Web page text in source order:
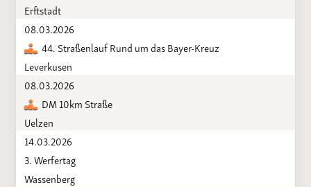
Erftstadt
08.03.2026
44. Straßenlauf Rund um das Bayer-Kreuz
Leverkusen
08.03.2026
DM 10km Straße
Uelzen
14.03.2026
3. Werfertag
Wassenberg